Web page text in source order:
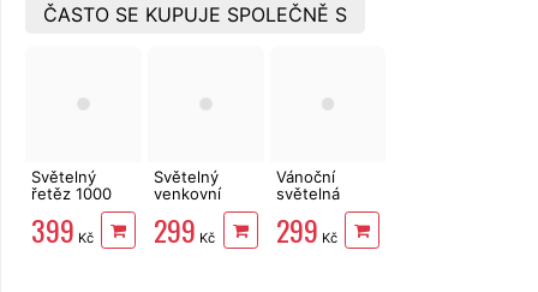
ČASTO SE KUPUJE SPOLEČNĚ S
Světelný
řetěz 1000
LED 100+3 m,
studené
světlo, 8
399 Kč
Světelný
venkovní
závěs 300
LED, studené
světlo,
299 Kč
Vánoční
světelná
stříbrná
45cm, 90LED,
299 Kč